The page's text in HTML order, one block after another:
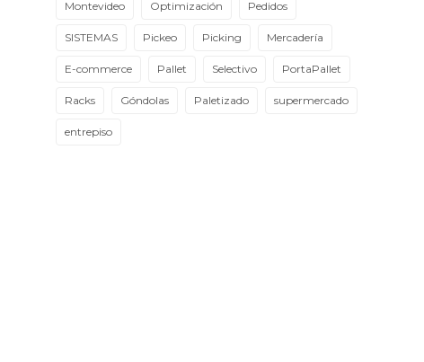
Montevideo Optimización Pedidos
SISTEMAS Pickeo Picking Mercadería
E-commerce Pallet Selectivo PortaPallet
Racks Góndolas Paletizado supermercado
entrepiso